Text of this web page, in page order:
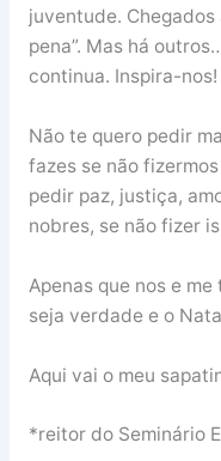
juventude. Chegados
pena”. Mas há
continua. Inspira-nos!
Não te quero pedir
fazes se não
pedir paz, justiça,
nobres, se não fizer
Apenas que nos e
seja verdade e o
Aqui vai o meu
*reitor do Seminário